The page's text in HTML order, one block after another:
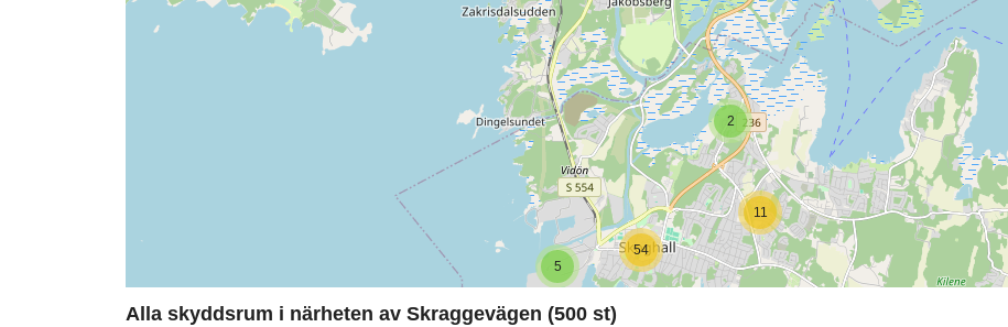
5
54
11
2
Alla skyddsrum i närheten av Skraggevägen (500 st)